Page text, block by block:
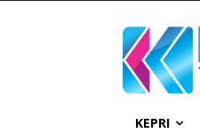
KEPRI